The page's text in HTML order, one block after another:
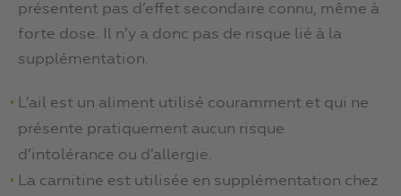
présentent pas d’effet secondaire connu, même à
forte dose. Il n’y a donc pas de risque lié à la
supplémentation.
L’ail est un aliment utilisé couramment et qui ne
présente pratiquement aucun risque
d’intolérance ou d’allergie.
La carnitine est utilisée en supplémentation chez